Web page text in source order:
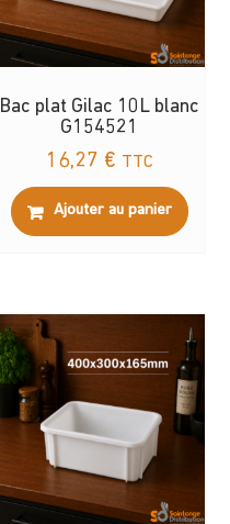
Bac plat Gilac 10L blanc
G154521
16,27 € TTC
Ajouter au panier